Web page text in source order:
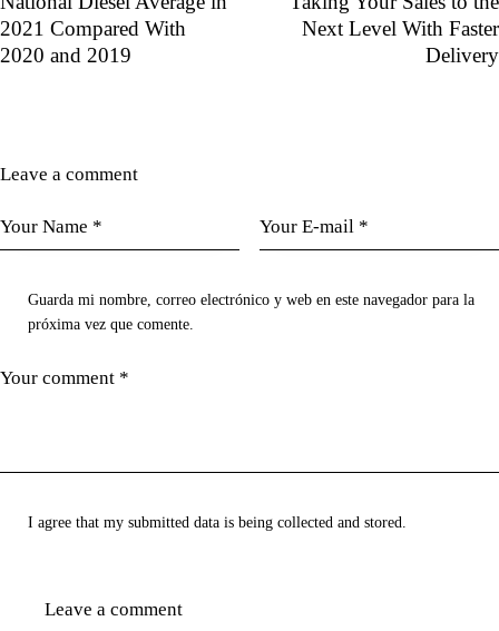
2021 Compared With
2020 and 2019
Next Level With Faster
Delivery
Leave a comment
Guarda mi nombre, correo electrónico y web en este navegador para la
próxima vez que comente.
I agree that my submitted data is being collected and stored.